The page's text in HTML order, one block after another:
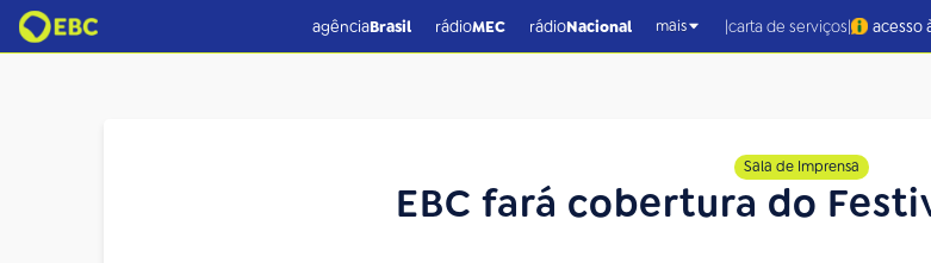
agênciaBrasil rádioMEC rádioNacional mais |carta de serviços| acesso
Sala de Imprensa
EBC fará cobertura do